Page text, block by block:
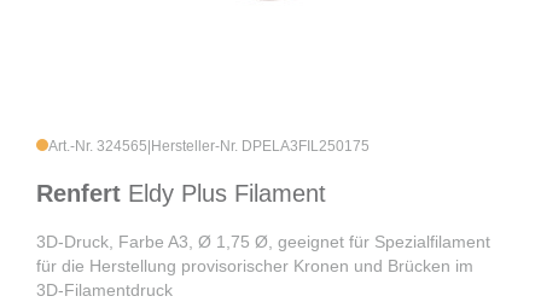
Art.-Nr. 324565 Hersteller-Nr. DPELA3FIL250175
Renfert Eldy Plus Filament
3D-Druck, Farbe A3, Ø 1,75 Ø, geeignet für Spezialfilament
für die Herstellung provisorischer Kronen und Brücken im
3D-Filamentdruck